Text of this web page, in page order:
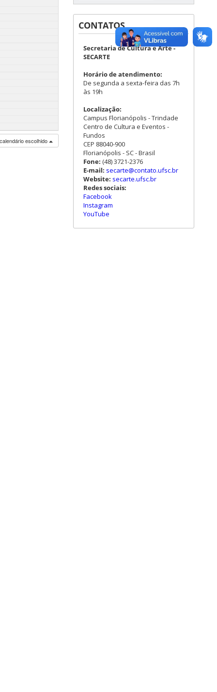
escolhido
CONTATOS
Secretaria de Cultura e Arte -
SECARTE
Horário de atendimento:
De segunda a sexta-feira das 7h
às 19h
Localização:
Campus Florianópolis - Trindade
Centro de Cultura e Eventos -
Fundos
CEP 88040-900
Florianópolis - SC - Brasil
Fone: (48) 3721-2376
E-mail: secarte@contato.ufsc.br
Website: secarte.ufsc.br
Redes sociais:
Facebook
Instagram
YouTube